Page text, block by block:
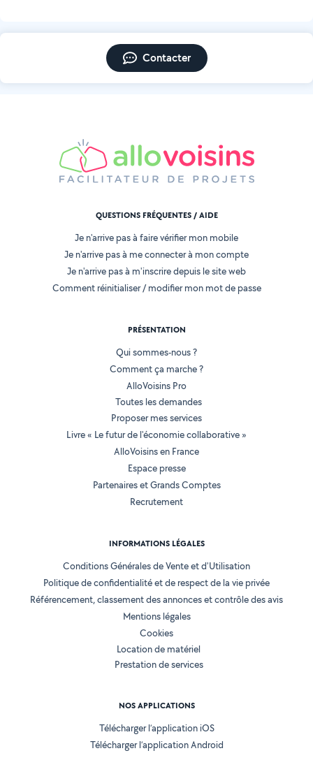
Contacter
QUESTIONS FRÉQUENTES / AIDE
Je n'arrive pas à faire vérifier mon mobile
Je n'arrive pas à me connecter à mon compte
Je n'arrive pas à m'inscrire depuis le site web
Comment réinitialiser / modifier mon mot de passe
PRÉSENTATION
Qui sommes-nous ?
Comment ça marche ?
AlloVoisins Pro
Toutes les demandes
Proposer mes services
Livre « Le futur de l'économie collaborative »
AlloVoisins en France
Espace presse
Partenaires et Grands Comptes
Recrutement
INFORMATIONS LÉGALES
Conditions Générales de Vente et d'Utilisation
Politique de confidentialité et de respect de la vie privée
Référencement, classement des annonces et contrôle des avis
Mentions légales
Cookies
Location de matériel
Prestation de services
NOS APPLICATIONS
Télécharger l’application iOS
Télécharger l’application Android